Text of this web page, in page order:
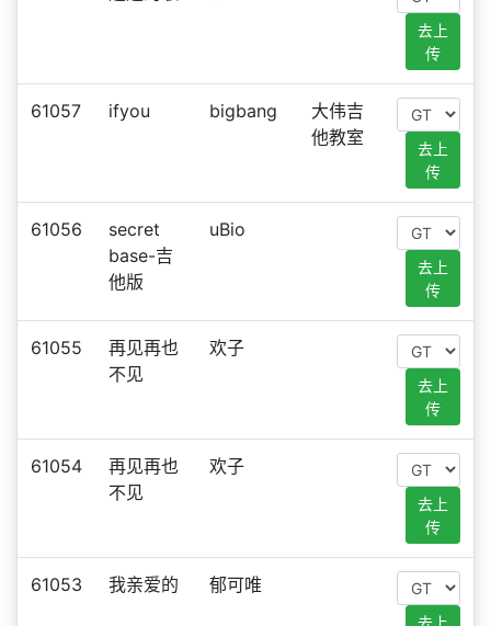
去上
传
61057 ifyou bigbang
大伟吉
他教室
去上
传
61056
secret
base-吉
他版
uBio
去上
传
61055
再见再也
不见
欢子
去上
传
61054
再见再也
不见
欢子
去上
传
61053 我亲爱的 郁可唯
去上